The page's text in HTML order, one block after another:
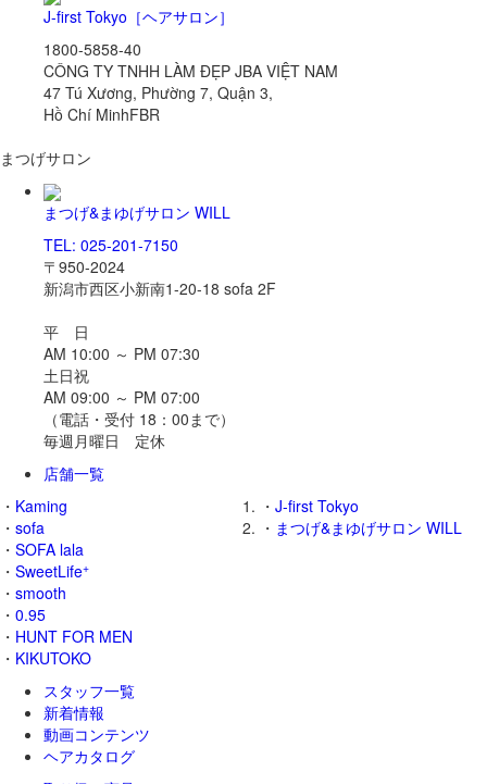
J-first Tokyo ［ヘアサロン］
1800-5858-40
CÔNG TY TNHH LÀM ĐẸP JBA VIỆT NAM
47 Tú Xương, Phường 7, Quận 3,
Hồ Chí MinhFBR
まつげサロン
まつげ&まゆげサロン WILL
TEL: 025-201-7150
〒950-2024
新潟市西区小新南1-20-18 sofa 2F
平 日
AM 10:00 ～ PM 07:30
土日祝
AM 09:00 ～ PM 07:00
（電話・受付 18：00まで）
毎週月曜日 定休
店舗一覧
・ Kaming
・ sofa
・ SOFA lala
・ SweetLife+
・ smooth
・ 0.95
・ HUNT FOR MEN
・ KIKUTOKO
・ J-first Tokyo
・ まつげ&まゆげサロン WILL
スタッフ一覧
新着情報
動画コンテンツ
ヘアカタログ